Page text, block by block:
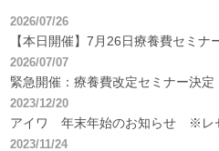
セミナー
入会案内
料金
無料相談
2026/07/26
【本日開催】7月26日療養費セミナ
2026/07/07
緊急開催：療養費改定セミナー決定
2023/12/20
アイワ 年末年始のお知らせ ※レ
2023/11/24